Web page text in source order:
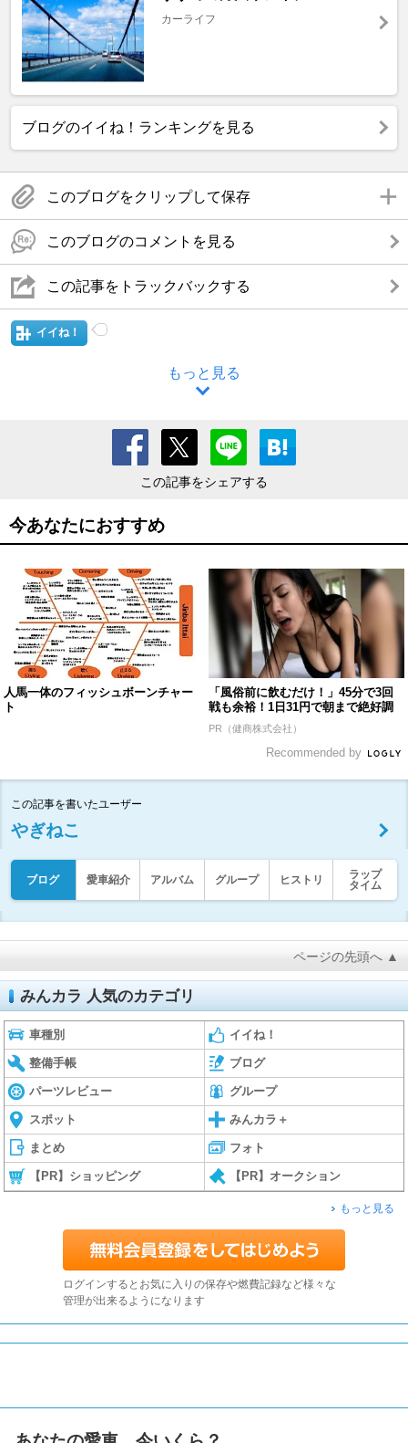
カーライフ
ブログのイイね！ランキングを見る
このブログをクリップして保存
このブログのコメントを見る
この記事をトラックバックする
イイね！
もっと見る
この記事をシェアする
今あなたにおすすめ
人馬一体のフィッシュボーンチャー
ト
「風俗前に飲むだけ！」45分で3回
戦も余裕！1日31円で朝まで絶好調
PR（健商株式会社）
Recommended by
この記事を書いたユーザー
やぎねこ
ブログ 愛車紹介 アルバム グループ ヒストリ
ラップ
タイム
ページの先頭へ ▲
みんカラ 人気のカテゴリ
車種別 イイね！
整備手帳 ブログ
パーツレビュー グループ
スポット みんカラ＋
まとめ フォト
【PR】ショッピング 【PR】オークション
もっと見る
ログインするとお気に入りの保存や燃費記録など様々な
管理が出来るようになります